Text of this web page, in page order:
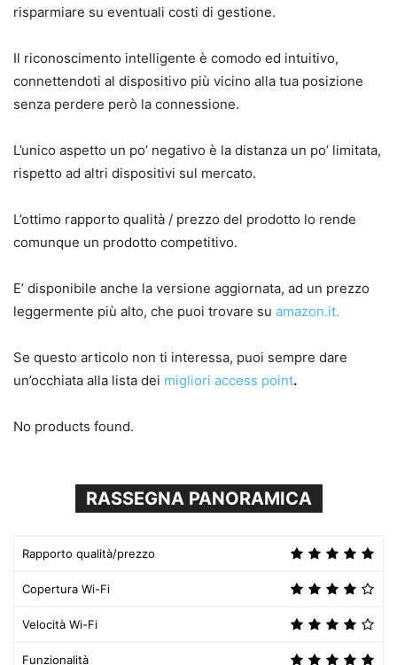
risparmiare su eventuali costi di gestione.
Il riconoscimento intelligente è comodo ed intuitivo,
connettendoti al dispositivo più vicino alla tua posizione
senza perdere però la connessione.
L’unico aspetto un po’ negativo è la distanza un po’ limitata,
rispetto ad altri dispositivi sul mercato.
L’ottimo rapporto qualità / prezzo del prodotto lo rende
comunque un prodotto competitivo.
E’ disponibile anche la versione aggiornata, ad un prezzo
leggermente più alto, che puoi trovare su amazon.it.
Se questo articolo non ti interessa, puoi sempre dare
un’occhiata alla lista dei migliori access point.
No products found.
RASSEGNA PANORAMICA
Rapporto qualità/prezzo
Copertura Wi-Fi
Velocità Wi-Fi
Funzionalità